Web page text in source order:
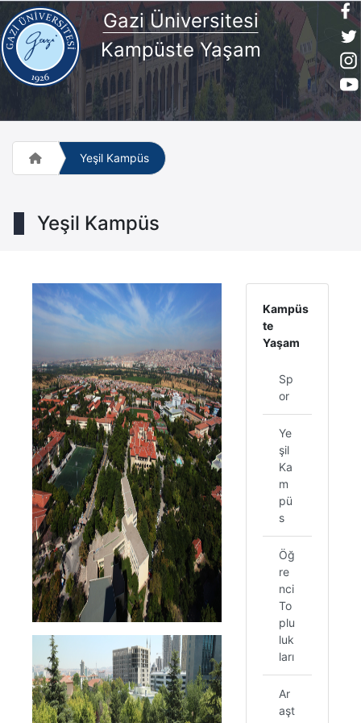
Gazi Üniversitesi
Kampüste Yaşam
Yeşil Kampüs
Yeşil Kampüs
Kampüs
te
Yaşam
Sp
or
Ye
şil
Ka
m
pü
s
Öğ
re
nci
To
plu
luk
ları
Ar
aşt